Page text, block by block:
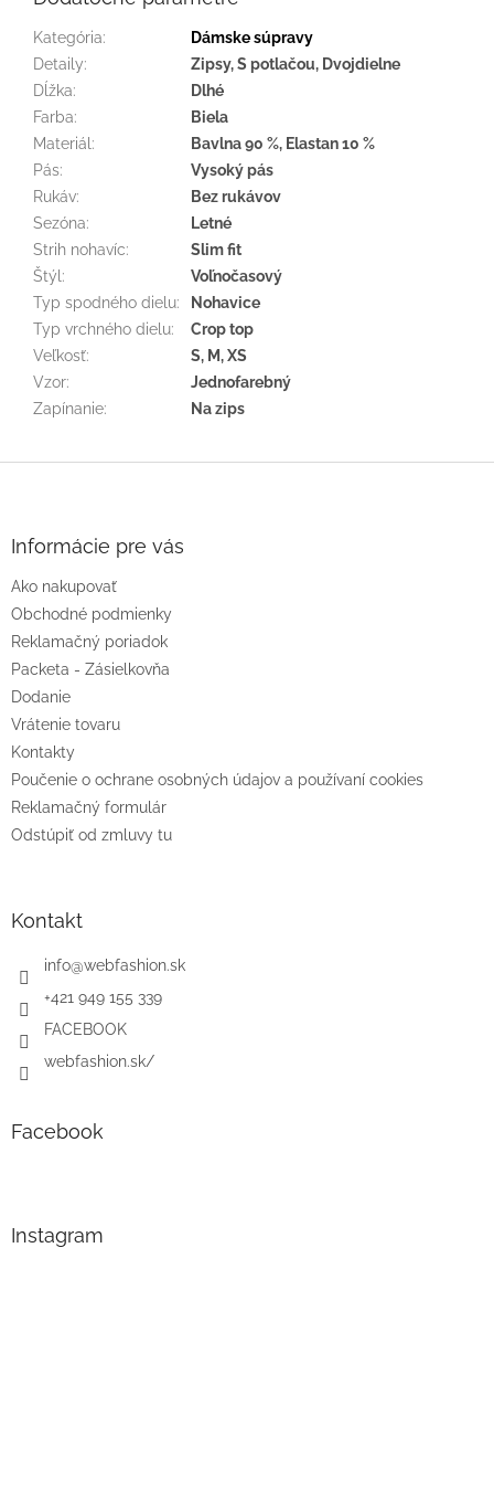
Kategória:
Dámske súpravy
Detaily:
Zipsy, S potlačou, Dvojdielne
Dĺžka:
Dlhé
Farba:
Biela
Materiál:
Bavlna 90 %, Elastan 10 %
Pás:
Vysoký pás
Rukáv:
Bez rukávov
Sezóna:
Letné
Strih nohavíc:
Slim fit
Štýl:
Voľnočasový
Typ spodného dielu:
Nohavice
Typ vrchného dielu:
Crop top
Veľkosť:
S, M, XS
Vzor:
Jednofarebný
Zapínanie: Na zips
e
Informácie pre vás
Ako nakupovať
Obchodné podmienky
Reklamačný poriadok
Packeta - Zásielkovňa
Dodanie
Vrátenie tovaru
Kontakty
Poučenie o ochrane osobných údajov a používaní cookies
Reklamačný formulár
Odstúpiť od zmluvy tu
Kontakt
info@webfashion.sk
+421 949 155 339
FACEBOOK
webfashion.sk/
Facebook
Instagram